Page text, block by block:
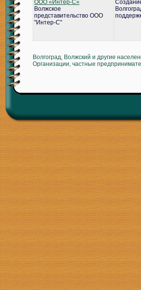
ООО «Интер-С»
Волжское
представительство ООО
"Интер-С"
Волгоград, Волжский и другие
Организации, частные